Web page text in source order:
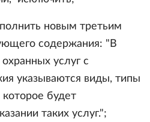
новым третьим
содержания: "В
услуг с
указываются виды, типы
будет
таких услуг.";